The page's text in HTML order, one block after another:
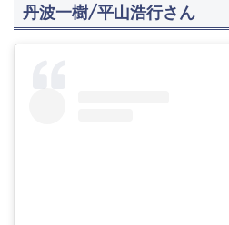
丹波一樹/平山浩行さん